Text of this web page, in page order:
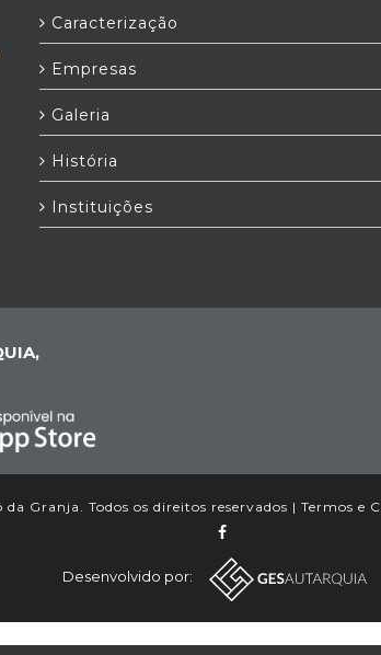
Caracterização
Empresas
Galeria
História
Instituições
Granja. Todos os direitos reservados | Termos e
Desenvolvido por: